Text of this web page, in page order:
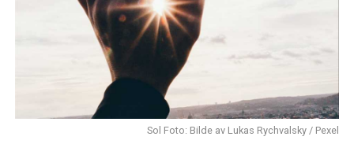
Sol Foto: Bilde av Lukas Rychvalsky / Pexel